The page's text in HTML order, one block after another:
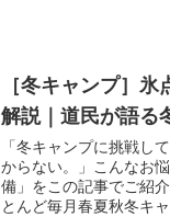
［冬キャンプ］
解説｜道民が語る
「冬キャンプに挑戦し
からない。」こんなお
備」をこの記事でご紹
とんど毎月春夏秋冬キ